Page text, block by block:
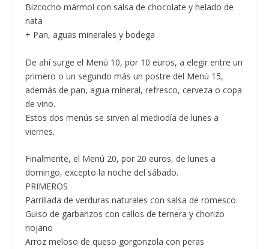
Bizcocho mármol con salsa de chocolate y helado de
nata
+ Pan, aguas minerales y bodega
De ahí surge el Menú 10, por 10 euros,a elegir entre un
primero o un segundo más un postre del Menú 15,
además de pan, agua mineral, refresco, cerveza o copa
de vino.
Estos dos menús se sirven al mediodía de lunes a
viernes.
Finalmente, el Menú 20, por 20 euros, de lunes a
domingo, excepto la noche del sábado.
PRIMEROS
Parrillada de verduras naturales con salsa de romesco
Guiso de garbanzos con callos de ternera y chorizo
riojano
Arroz meloso de queso gorgonzola con peras